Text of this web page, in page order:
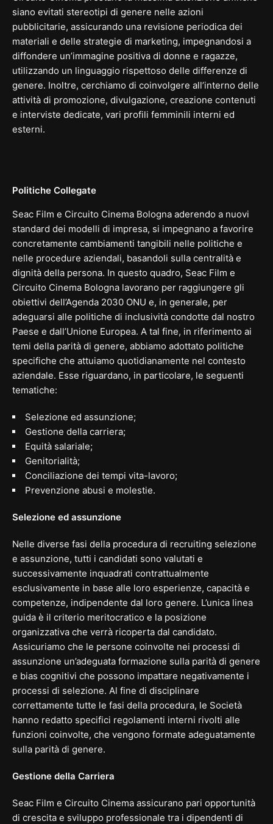
siano evitati stereotipi di genere nelle azioni
pubblicitarie, assicurando una revisione periodica dei
materiali e delle strategie di marketing, impegnandosi a
diffondere un’immagine positiva di donne e ragazze,
utilizzando un linguaggio rispettoso delle differenze di
genere. Inoltre, cerchiamo di coinvolgere all’interno delle
attività di promozione, divulgazione, creazione contenuti
e interviste dedicate, vari profili femminili interni ed
esterni.
Politiche Collegate
Seac Film e Circuito Cinema Bologna aderendo a nuovi
standard dei modelli di impresa, si impegnano a favorire
concretamente cambiamenti tangibili nelle politiche e
nelle procedure aziendali, basandoli sulla centralità e
dignità della persona. In questo quadro, Seac Film e
Circuito Cinema Bologna lavorano per raggiungere gli
obiettivi dell’Agenda 2030 ONU e, in generale, per
adeguarsi alle politiche di inclusività condotte dal nostro
Paese e dall’Unione Europea. A tal fine, in riferimento ai
temi della parità di genere, abbiamo adottato politiche
specifiche che attuiamo quotidianamente nel contesto
aziendale. Esse riguardano, in particolare, le seguenti
tematiche:
Selezione ed assunzione;
Gestione della carriera;
Equità salariale;
Genitorialità;
Conciliazione dei tempi vita-lavoro;
Prevenzione abusi e molestie.
Selezione ed assunzione
Nelle diverse fasi della procedura di recruiting selezione
e assunzione, tutti i candidati sono valutati e
successivamente inquadrati contrattualmente
esclusivamente in base alle loro esperienze, capacità e
competenze, indipendente dal loro genere. L’unica linea
guida è il criterio meritocratico e la posizione
organizzativa che verrà ricoperta dal candidato.
Assicuriamo che le persone coinvolte nei processi di
assunzione un’adeguata formazione sulla parità di genere
e bias cognitivi che possono impattare negativamente i
processi di selezione. Al fine di disciplinare
correttamente tutte le fasi della procedura, le Società
hanno redatto specifici regolamenti interni rivolti alle
funzioni coinvolte, che vengono formate adeguatamente
sulla parità di genere.
Gestione della Carriera
Seac Film e Circuito Cinema assicurano pari opportunità
di crescita e sviluppo professionale tra i dipendenti di